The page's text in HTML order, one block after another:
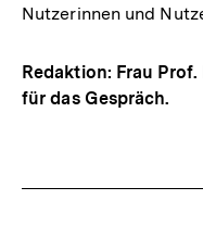
Nutzerinnen und
Redaktion: Frau
für das Gespräch.